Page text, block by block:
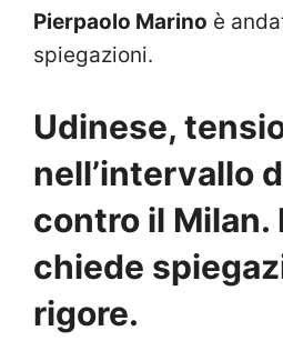
Pierpaolo Marino è
spiegazioni.
Udinese,
nell’intervallo
contro il Milan.
chiede
rigore.